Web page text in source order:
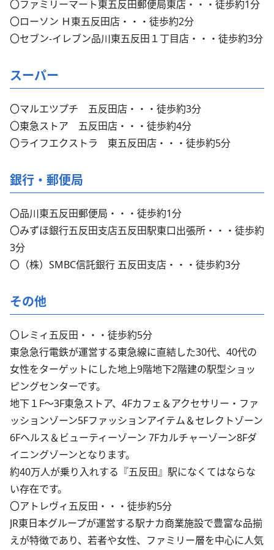
〇ファミリーマート東五反田郵便局東店・・・徒歩約1分
〇ローソン Ｈ東五反田店・・・徒歩約2分
〇セブン-イレブン品川東五反田１丁目店・・・徒歩約3分
スーパー
〇マルエツプチ 五反田店・・・徒歩約3分
〇東急ストア 五反田店・・・徒歩約4分
〇ライフエクストラ 東五反田店・・・徒歩約5分
銀行・郵便局
〇品川東五反田郵便局・・・徒歩約1分
〇みずほ銀行五反田支店五反田駅東口出張所・・・徒歩約
3分
〇（株）SMBC信託銀行 五反田支店・・・徒歩約3分
その他
〇レミィ五反田・・・徒歩約5分
東急急行電鉄が運営する東急線に直結した30代、40代の
女性をターゲットにした地上9階地下2階建の駅型ショッ
ピングセンターです。
地下１F～3F東急ストア、4Fカフェ＆アクセサリー・ファ
ッションゾーン5Fファッションアイテム＆セレクトゾーン
6Fヘルス＆ビューティーゾーン 7Fカルチャーゾーン8Fダ
イニングゾーンとなります。
約40万人が乗り入れする『五反田』駅になくてはならな
い存在です。
〇アトレヴィ五反田・・・徒歩約5分
JR東日本グループが運営する駅ナカ商業施設で豊富な品揃
えが特徴であり、若者や女性、ファミリー層を中心に人気